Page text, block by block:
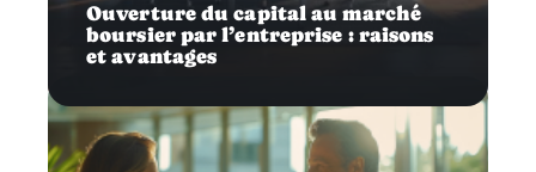
Ouverture du capital au marché
boursier par l’entreprise : raisons
et avantages